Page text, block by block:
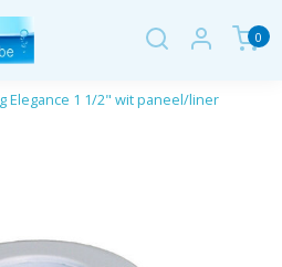
0
Elegance 1 1/2" wit paneel/liner